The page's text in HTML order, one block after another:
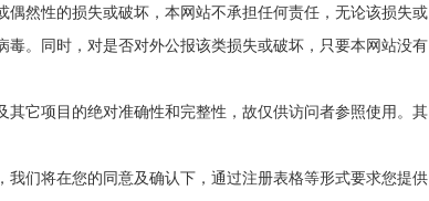
然性的损失或破坏，本网站不承担任何责任，无论该损失或
。同时，对是否对外公报该类损失或破坏，只要本网站没有
它项目的绝对准确性和完整性，故仅供访问者参照使用。其
们将在您的同意及确认下，通过注册表格等形式要求您提供